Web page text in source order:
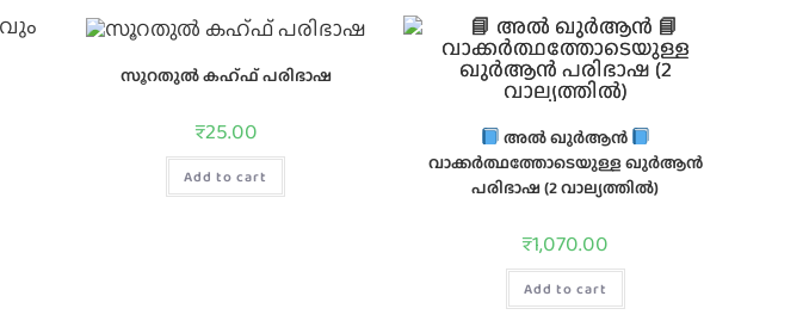
സൂറതുൽ കഹ്ഫ് പരിഭാഷ
₹25.00
Add to cart
അൽ ഖുർആൻ
വാക്കർത്ഥത്തോടെയുള്ള ഖുർആൻ
പരിഭാഷ (2 വാല്യത്തിൽ)
₹1,070.00
Add to cart